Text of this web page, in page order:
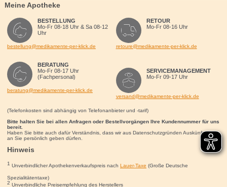
Meine Apotheke
BESTELLUNG
Mo-Fr 08-18 Uhr & Sa 08-12
Uhr
bestellung@medikamente-per-klick.de
BERATUNG
Mo-Fr 08-17 Uhr
(Fachpersonal)
beratung@medikamente-per-klick.de
RETOUR
Mo-Fr 08-16 Uhr
retoure@medikamente-per-klick.de
SERVICEMANAGEMENT
Mo-Fr 09-17 Uhr
versand@medikamente-per-klick.de
(Telefonkosten sind abhängig von Telefonanbieter und -tarif)
Bitte halten Sie bei allen Anfragen oder Bestellvorgängen Ihre Kundennummer für uns
bereit.
Haben Sie bitte auch dafür Verständnis, dass wir aus Datenschutzgründen Auskünfte nur
an Sie persönlich geben dürfen.
Hinweis
1 Unverbindlicher Apothekenverkaufspreis nach Lauer-Taxe (Große Deutsche
Spezialitätentaxe)
2 Unverbindliche Preisempfehlung des Herstellers